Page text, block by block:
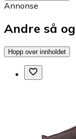
Annonse
Andre så
Hopp over innholdet